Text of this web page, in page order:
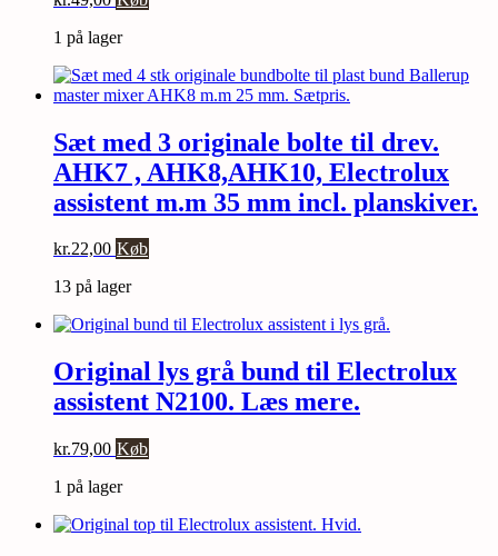
1 på lager
Sæt med 3 originale bolte til drev.
AHK7 , AHK8,AHK10, Electrolux
assistent m.m 35 mm incl. planskiver.
kr.22,00 Køb
13 på lager
Original lys grå bund til Electrolux
assistent N2100. Læs mere.
kr.79,00 Køb
1 på lager